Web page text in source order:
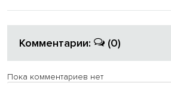
Комментарии: (0)
Пока комментариев нет